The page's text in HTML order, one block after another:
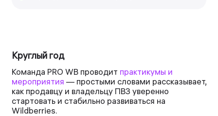
Круглый год
Команда PRO WB проводит практикумы и
мероприятия — простыми словами рассказывает,
как продавцу и владельцу ПВЗ уверенно
стартовать и стабильно развиваться на
Wildberries.